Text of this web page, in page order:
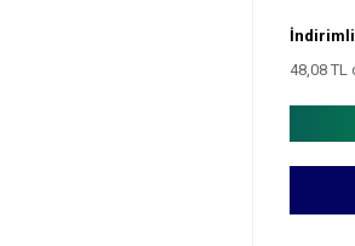
48,08